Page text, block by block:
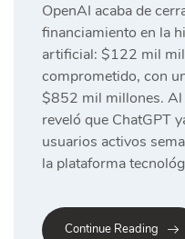
OpenAI acaba de
financiamiento en la
artificial: $122 mil
comprometido, con
$852 mil millones. Al
reveló que ChatGPT
usuarios activos
la plataforma
Continue Reading